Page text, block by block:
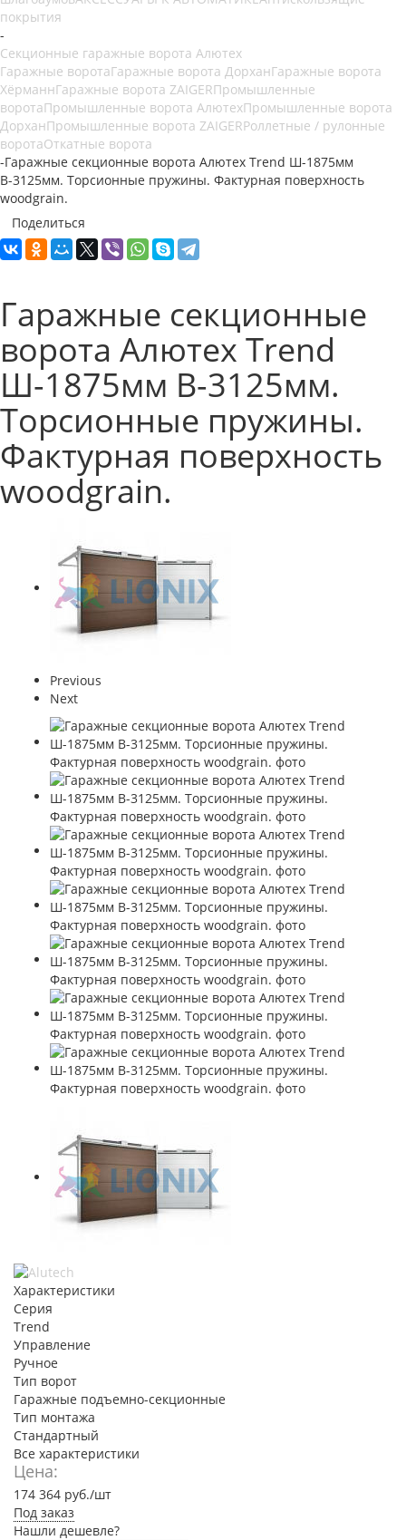
покрытия
-
Секционные гаражные ворота Алютех
Гаражные воротаГаражные ворота ДорханГаражные ворота
ХёрманнГаражные ворота ZAIGERПромышленные
воротаПромышленные ворота АлютехПромышленные ворота
ДорханПромышленные ворота ZAIGERРоллетные / рулонные
воротаОткатные ворота
-Гаражные секционные ворота Алютех Trend Ш-1875мм
В-3125мм. Торсионные пружины. Фактурная поверхность
woodgrain.
Поделиться
Гаражные секционные
ворота Алютех Trend
Ш-1875мм В-3125мм.
Торсионные пружины.
Фактурная поверхность
woodgrain.
Previous
Next
Характеристики
Серия
Trend
Управление
Ручное
Тип ворот
Гаражные подъемно-секционные
Тип монтажа
Стандартный
Все характеристики
Цена:
174 364 руб./шт
Под заказ
Нашли дешевле?